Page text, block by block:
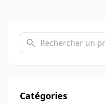
Catégories